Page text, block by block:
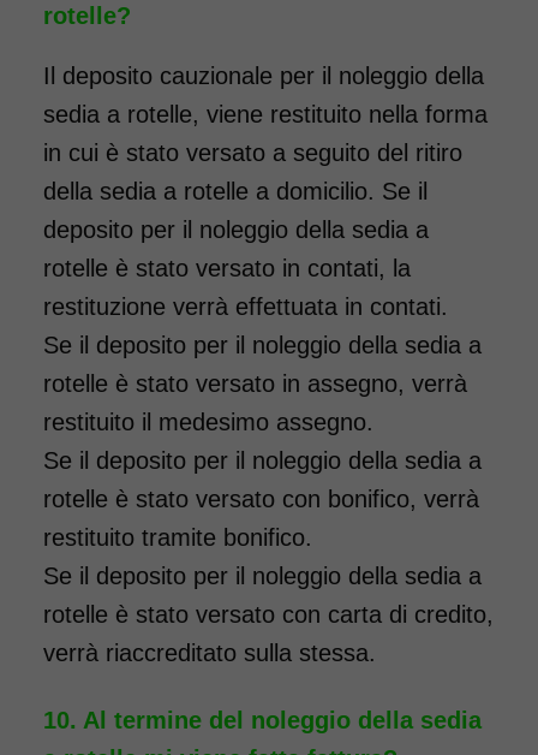
SCHEDA COMPLETA
Noleggio Carrozzina
pieghevole per bambini
seduta 35
Noleggio sedia a rotelle per
bambini con bracciolo
ribaltabile, schienale
pieghevole e pedane elevabili.
Il noleggio minimo è di 7
giorni a 89 euro. Consegniamo
a domicilio in tutta Italia,
informazioni!
rotelle?
Il deposito cauzionale per il noleggio della
sedia a rotelle, viene restituito nella forma
in cui è stato versato a seguito del ritiro
della sedia a rotelle a domicilio. Se il
deposito per il noleggio della sedia a
rotelle è stato versato in contati, la
restituzione verrà effettuata in contati.
Se il deposito per il noleggio della sedia a
rotelle è stato versato in assegno, verrà
restituito il medesimo assegno.
Se il deposito per il noleggio della sedia a
rotelle è stato versato con bonifico, verrà
restituito tramite bonifico.
Se il deposito per il noleggio della sedia a
rotelle è stato versato con carta di credito,
verrà riaccreditato sulla stessa.
Al termine del noleggio della sedia